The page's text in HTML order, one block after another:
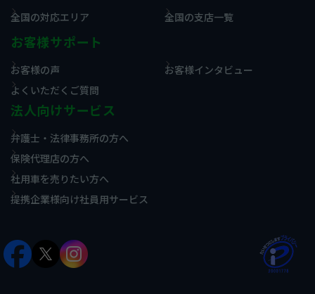
全国の対応エリア 全国の支店一覧
お客様サポート
お客様の声
お客様インタビュー
よくいただくご質問
法人向けサービス
弁護士・法律事務所の方へ
保険代理店の方へ
社用車を売りたい方へ
提携企業様向け社員用サービス